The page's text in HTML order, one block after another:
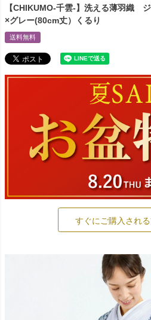
【CHIKUMO-千雲-】洗える薄羽織
×グレー(80cm丈）くるり
送料無料
すぐにご購入され